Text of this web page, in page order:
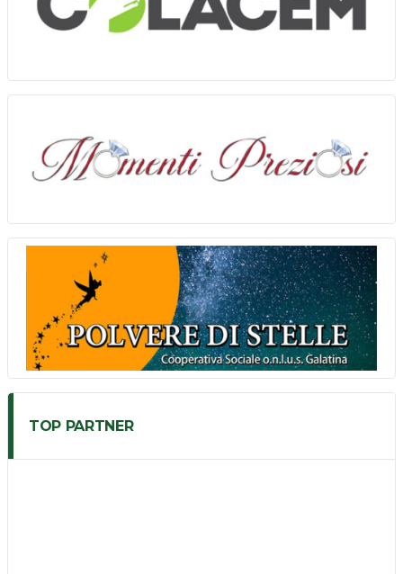
TOP PARTNER